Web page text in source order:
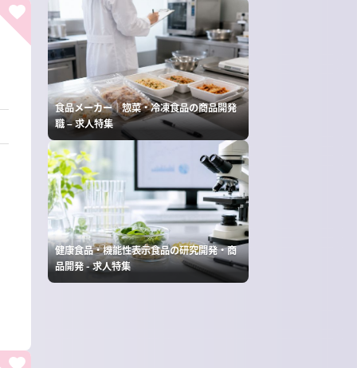
食品メーカー｜惣菜・冷凍食品の商品開発
職 – 求人特集
健康食品・機能性表示食品の研究開発・商
品開発 - 求人特集